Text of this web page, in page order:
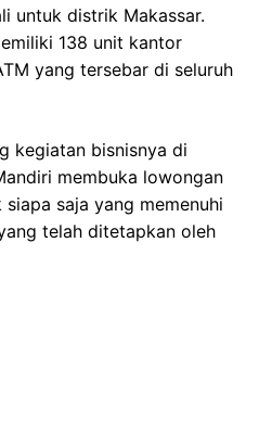
untuk distrik Makassar.
138 unit kantor
yang tersebar di seluruh
kegiatan bisnisnya di
membuka lowongan
saja yang memenuhi
telah ditetapkan oleh